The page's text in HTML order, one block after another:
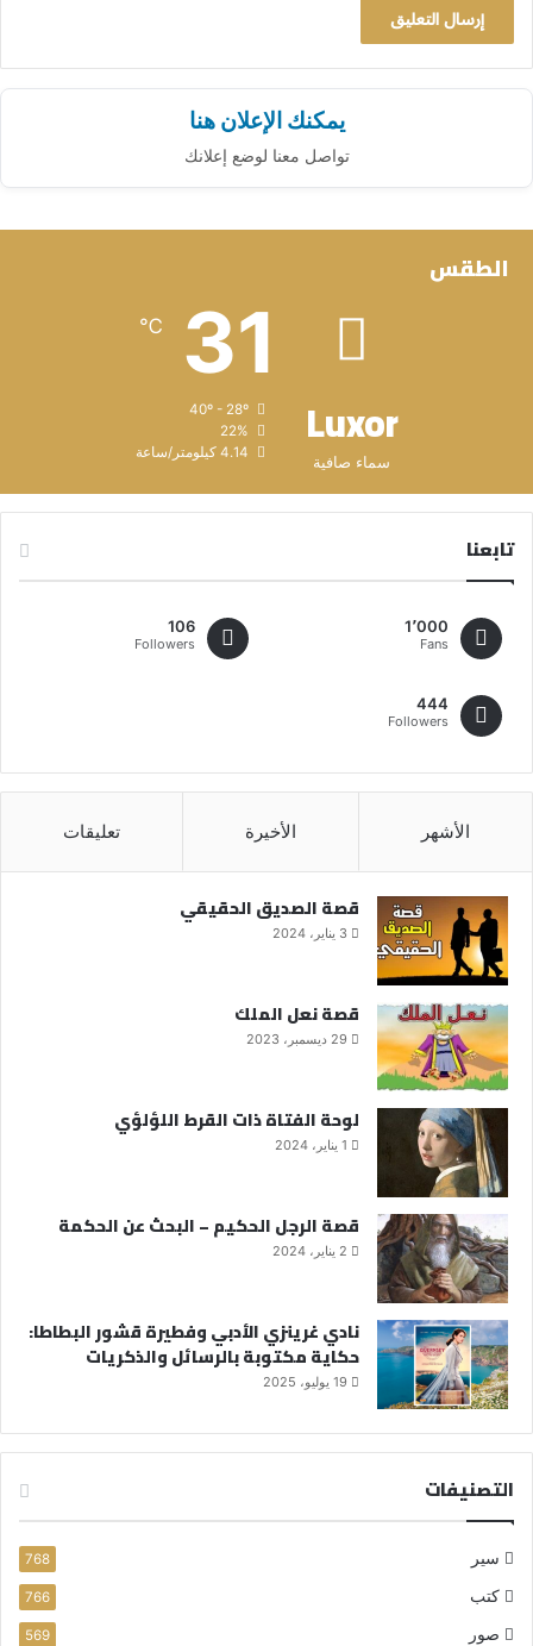
يمكنك الإعلان هنا
تواصل معنا لوضع إعلانك
الطقس
Luxor
سماء صافية
31
℃
40º - 28º
22%
4.14 كيلومتر/ساعة
تابعنا
1٬000
Fans
106
Followers
444
Followers
الأشهر الأخيرة تعليقات
قصة الصديق الحقيقي
3 يناير، 2024
قصة نعل الملك
29 ديسمبر، 2023
لوحة الفتاة ذات القرط اللؤلؤي
1 يناير، 2024
قصة الرجل الحكيم – البحث عن الحكمة
2 يناير، 2024
نادي غرينزي الأدبي وفطيرة قشور البطاطا:
حكاية مكتوبة بالرسائل والذكريات
19 يوليو، 2025
التصنيفات
سير 768
كتب 766
صور 569